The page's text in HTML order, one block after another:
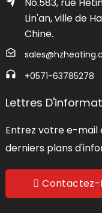
Lin'an, ville de
Chine.
+0571-63785278
Lettres
Entrez votre e-mail
derniers plans
Contactez-